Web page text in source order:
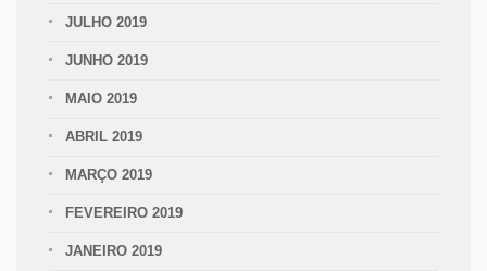
JULHO 2019
JUNHO 2019
MAIO 2019
ABRIL 2019
MARÇO 2019
FEVEREIRO 2019
JANEIRO 2019